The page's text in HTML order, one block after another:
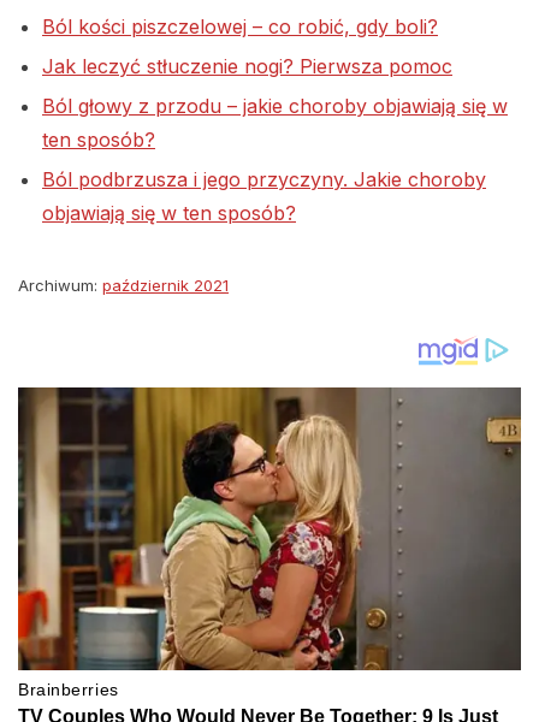
Ból kości piszczelowej – co robić, gdy boli?
Jak leczyć stłuczenie nogi? Pierwsza pomoc
Ból głowy z przodu – jakie choroby objawiają się w
ten sposób?
Ból podbrzusza i jego przyczyny. Jakie choroby
objawiają się w ten sposób?
Archiwum: październik 2021